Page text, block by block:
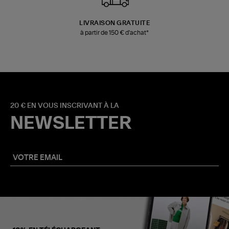
LIVRAISON GRATUITE
à partir de 150 € d'achat*
20 € EN VOUS INSCRIVANT À LA
NEWSLETTER